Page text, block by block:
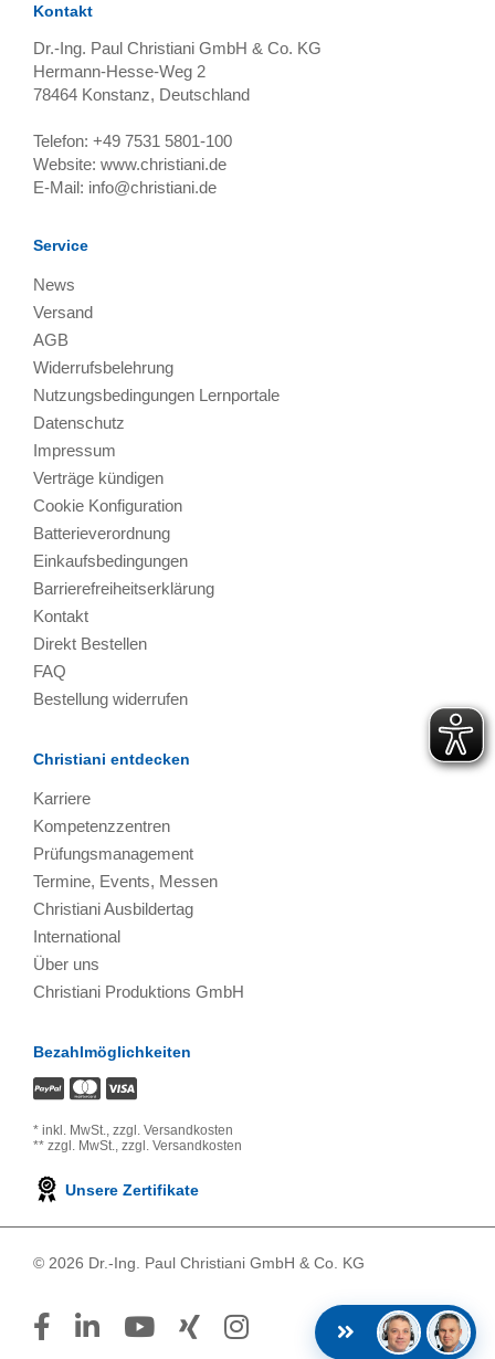
Kontakt
Dr.-Ing. Paul Christiani GmbH & Co. KG
Hermann-Hesse-Weg 2
78464 Konstanz, Deutschland
Telefon: +49 7531 5801-100
Website: www.christiani.de
E-Mail: info@christiani.de
Service
News
Versand
AGB
Widerrufsbelehrung
Nutzungsbedingungen Lernportale
Datenschutz
Impressum
Verträge kündigen
Cookie Konfiguration
Batterieverordnung
Einkaufsbedingungen
Barrierefreiheitserklärung
Kontakt
Direkt Bestellen
FAQ
Bestellung widerrufen
Christiani entdecken
Karriere
Kompetenzzentren
Prüfungsmanagement
Termine, Events, Messen
Christiani Ausbildertag
International
Über uns
Christiani Produktions GmbH
Bezahlmöglichkeiten
* inkl. MwSt., zzgl. Versandkosten
** zzgl. MwSt., zzgl. Versandkosten
Unsere Zertifikate
© 2026 Dr.-Ing. Paul Christiani GmbH & Co. KG